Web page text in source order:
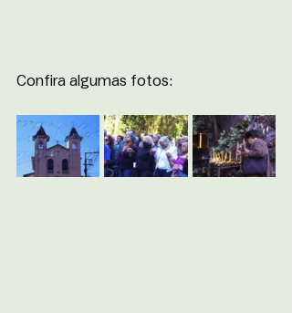
Confira algumas fotos: